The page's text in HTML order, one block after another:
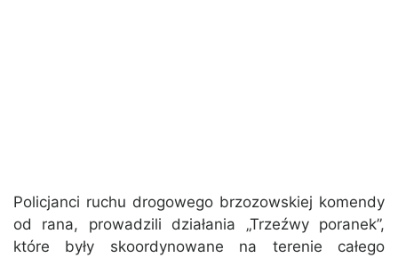
Policjanci ruchu drogowego brzozowskiej komendy
od rana, prowadzili działania „Trzeźwy poranek”,
które były skoordynowane na terenie całego